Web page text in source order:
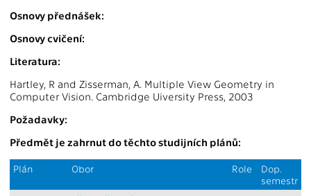
Osnovy přednášek:
Osnovy cvičení:
Literatura:
Hartley, R and Zisserman, A. Multiple View Geometry in
Computer Vision. Cambridge Uiversity Press, 2003
Požadavky:
Předmět je zahrnut do těchto studijních plánů:
Plán Obor Role
Dop.
semestr